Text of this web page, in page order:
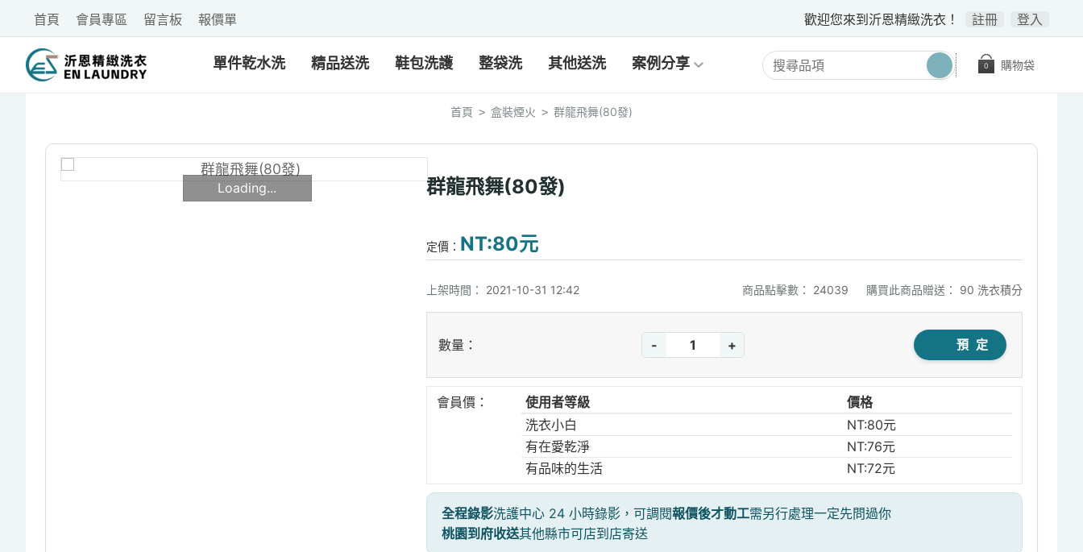
歡迎您來到沂恩精緻洗衣！ 註冊 登入
首頁 會員專區 留言板 報價單
單件乾水洗 精品送洗 鞋包洗護 整袋洗 其他送洗 案例分享 購物袋
0
首頁 > 盒裝煙火 > 群龍飛舞(80發)
群龍飛舞(80發)
定價： NT:80元
上架時間： 2021-10-31 12:42 商品點擊數： 24039 購買此商品贈送： 90 洗衣積分
數量： - + 預 定
會員價： 使用者等級
價格
洗衣小白
NT:80元
有在愛乾淨
NT:76元
有品味的生活
NT:72元
全程錄影洗護中心 24 小時錄影，可調閱報價後才動工需另行處理一定先問過你
桃園到府收送其他縣市可店到店寄送
Loading...